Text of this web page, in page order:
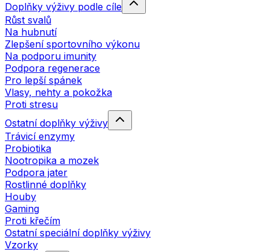
Doplňky výživy podle cíle
Růst svalů
Na hubnutí
Zlepšení sportovního výkonu
Na podporu imunity
Podpora regenerace
Pro lepší spánek
Vlasy, nehty a pokožka
Proti stresu
Ostatní doplňky výživy
Trávicí enzymy
Probiotika
Nootropika a mozek
Podpora jater
Rostlinné doplňky
Houby
Gaming
Proti křečím
Ostatní speciální doplňky výživy
Vzorky